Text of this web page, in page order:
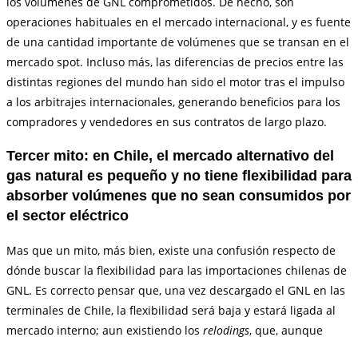
operaciones habituales en el mercado internacional, y es fuente
de una cantidad importante de volúmenes que se transan en el
mercado spot. Incluso más, las diferencias de precios entre las
distintas regiones del mundo han sido el motor tras el impulso
a los arbitrajes internacionales, generando beneficios para los
compradores y vendedores en sus contratos de largo plazo.
Tercer mito: en Chile, el mercado alternativo del
gas natural es pequeño y no tiene flexibilidad para
absorber volúmenes que no sean consumidos por
el sector eléctrico
Mas que un mito, más bien, existe una confusión respecto de
dónde buscar la flexibilidad para las importaciones chilenas de
GNL. Es correcto pensar que, una vez descargado el GNL en las
terminales de Chile, la flexibilidad será baja y estará ligada al
mercado interno; aun existiendo los relodings, que, aunque